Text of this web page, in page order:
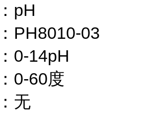
pH
PH8010-03
0-14pH
0-60度
无